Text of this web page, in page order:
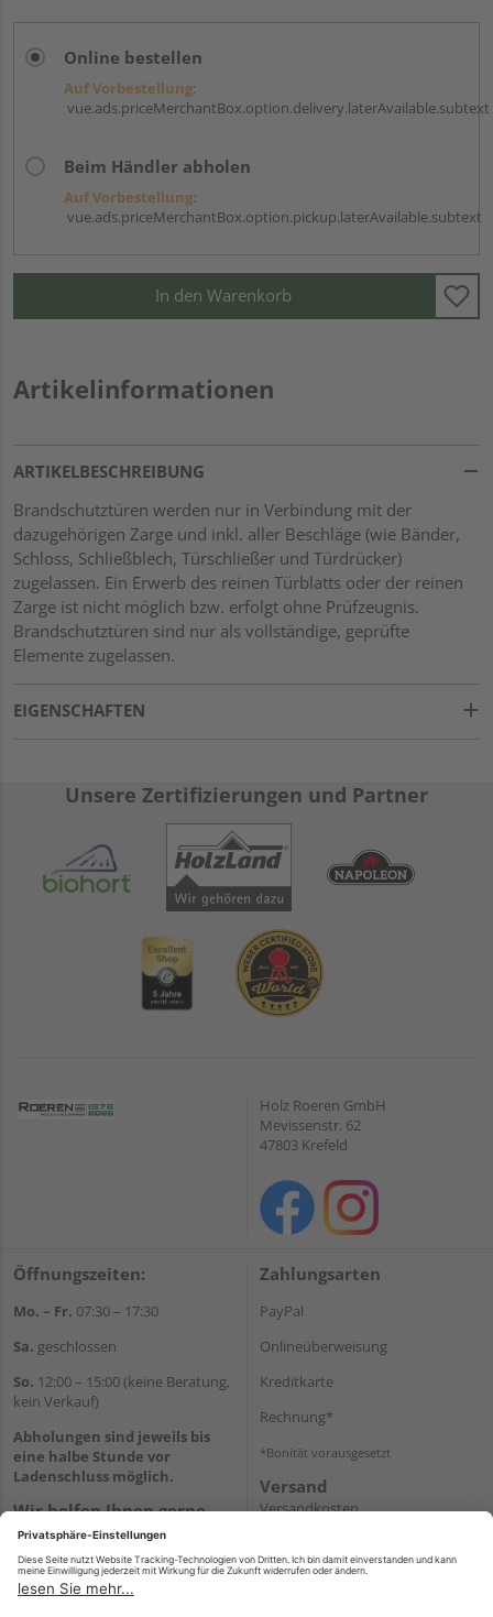
Online bestellen
Auf Vorbestellung:
vue.ads.priceMerchantBox.option.delivery.laterAvailable.subtext
Beim Händler abholen
Auf Vorbestellung:
vue.ads.priceMerchantBox.option.pickup.laterAvailable.subtext
In den Warenkorb
Artikelinformationen
ARTIKELBESCHREIBUNG
Brandschutztüren werden nur in Verbindung mit der
dazugehörigen Zarge und inkl. aller Beschläge (wie Bänder,
Schloss, Schließblech, Türschließer und Türdrücker)
zugelassen. Ein Erwerb des reinen Türblatts oder der reinen
Zarge ist nicht möglich bzw. erfolgt ohne Prüfzeugnis.
Brandschutztüren sind nur als vollständige, geprüfte
Elemente zugelassen.
EIGENSCHAFTEN
Unsere Zertifizierungen und Partner
Holz Roeren GmbH
Mevissenstr. 62
47803 Krefeld
Öffnungszeiten:
Mo. – Fr. 07:30 – 17:30
Sa. geschlossen
So. 12:00 – 15:00 (keine Beratung,
kein Verkauf)
Abholungen sind jeweils bis
eine halbe Stunde vor
Ladenschluss möglich.
Wir helfen Ihnen gerne
weiter
Tel.:+49 2151 8787-70
E-Mail:onlineshop@holz-
roeren.de
Zahlungsarten
PayPal
Onlineüberweisung
Kreditkarte
Rechnung*
*Bonität vorausgesetzt
Versand
Versandkosten